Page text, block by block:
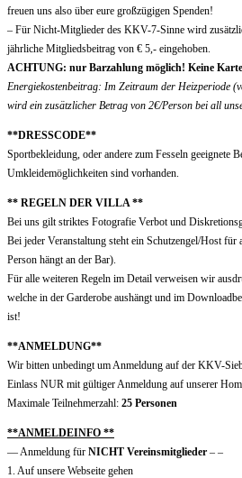
freuen uns also über eure großzügigen Spenden!
– Für Nicht-Mitglieder des KKV-7-Sinne wird
jährliche Mitgliedsbeitrag von € 5,- eingehoben.
ACHTUNG: nur Barzahlung möglich! Keine
Energiekostenbeitrag: Im Zeitraum der Heizperiode
wird ein zusätzlicher Betrag von 2€/Person bei all
**DRESSCODE**
Sportbekleidung, oder andere zum Fesseln geeignete
Umkleidemöglichkeiten sind vorhanden.
** REGELN DER VILLA **
Bei uns gilt striktes Fotografie Verbot und
Bei jeder Veranstaltung steht ein Schutzengel/Host
Person hängt an der Bar).
Für alle weiteren Regeln im Detail verweisen wir
welche in der Garderobe aushängt und im
ist!
**ANMELDUNG**
Wir bitten unbedingt um Anmeldung auf der KKV-
Einlass NUR mit gültiger Anmeldung auf unserer
Maximale Teilnehmerzahl: 25 Personen
**ANMELDEINFO **
— Anmeldung für NICHT Vereinsmitglieder – –
1. Auf unsere Webseite gehen